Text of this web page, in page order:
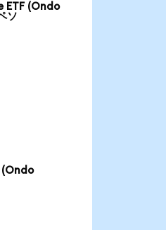
ETF (Ondo
ソ
(Ondo